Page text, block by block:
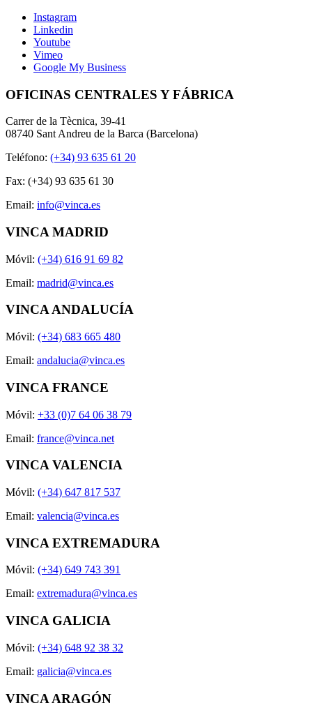
Instagram
Linkedin
Youtube
Vimeo
Google My Business
OFICINAS CENTRALES Y FÁBRICA
Carrer de la Tècnica, 39-41
08740 Sant Andreu de la Barca (Barcelona)
Teléfono: (+34) 93 635 61 20
Fax: (+34) 93 635 61 30
Email: info@vinca.es
VINCA MADRID
Móvil: (+34) 616 91 69 82
Email: madrid@vinca.es
VINCA ANDALUCÍA
Móvil: (+34) 683 665 480
Email: andalucia@vinca.es
VINCA FRANCE
Móvil: +33 (0)7 64 06 38 79
Email: france@vinca.net
VINCA VALENCIA
Móvil: (+34) 647 817 537
Email: valencia@vinca.es
VINCA EXTREMADURA
Móvil: (+34) 649 743 391
Email: extremadura@vinca.es
VINCA GALICIA
Móvil: (+34) 648 92 38 32
Email: galicia@vinca.es
VINCA ARAGÓN